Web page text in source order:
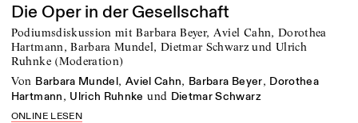
Die Oper in der Gesellschaft
Podiumsdiskussion mit Barbara Beyer, Aviel Cahn, Dorothea
Hartmann, Barbara Mundel, Dietmar Schwarz und Ulrich
Ruhnke (Moderation)
von Barbara Mundel, Aviel Cahn, Barbara Beyer, Dorothea
Hartmann, Ulrich Ruhnke und Dietmar Schwarz
ONLINE LESEN